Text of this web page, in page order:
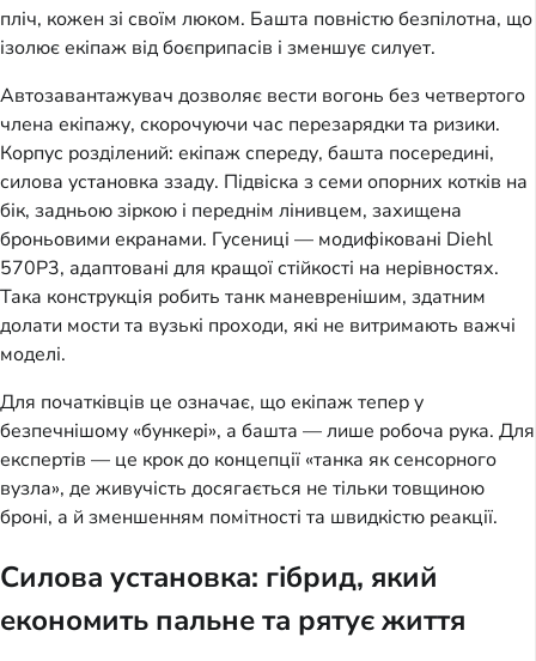
пліч, кожен зі своїм люком. Башта повністю безпілотна, що
ізолює екіпаж від боєприпасів і зменшує силует.
Автозавантажувач дозволяє вести вогонь без четвертого
члена екіпажу, скорочуючи час перезарядки та ризики.
Корпус розділений: екіпаж спереду, башта посередині,
силова установка ззаду. Підвіска з семи опорних котків на
бік, задньою зіркою і переднім лінивцем, захищена
броньовими екранами. Гусениці — модифіковані Diehl
570P3, адаптовані для кращої стійкості на нерівностях.
Така конструкція робить танк маневренішим, здатним
долати мости та вузькі проходи, які не витримають важчі
моделі.
Для початківців це означає, що екіпаж тепер у
безпечнішому «бункері», а башта — лише робоча рука. Для
експертів — це крок до концепції «танка як сенсорного
вузла», де живучість досягається не тільки товщиною
броні, а й зменшенням помітності та швидкістю реакції.
Силова установка: гібрид, який
економить пальне та рятує життя